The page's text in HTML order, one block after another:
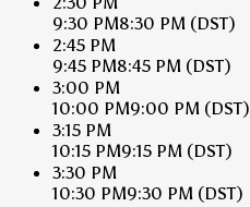
9:30 PM8:30 PM (DST)
2:45 PM
9:45 PM8:45 PM (DST)
3:00 PM
10:00 PM9:00 PM (DST)
3:15 PM
10:15 PM9:15 PM (DST)
3:30 PM
10:30 PM9:30 PM (DST)